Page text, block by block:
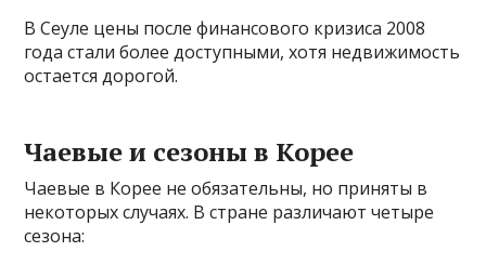
В Сеуле цены после финансового кризиса 2008
года стали более доступными, хотя недвижимость
остается дорогой.
Чаевые и сезоны в Корее
Чаевые в Корее не обязательны, но приняты в
некоторых случаях. В стране различают четыре
сезона: